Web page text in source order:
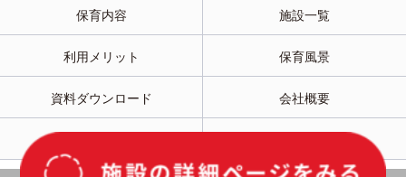
保育内容 施設一覧
利用メリット 保育風景
資料ダウンロード 会社概要